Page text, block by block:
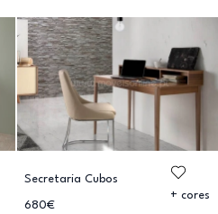
Secretaria Cubos
680€
+ cores